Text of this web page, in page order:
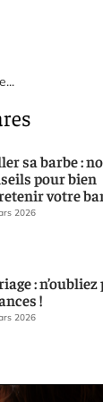
sa barbe :
pour bien
votre
2026
: n’oubliez
!
2026